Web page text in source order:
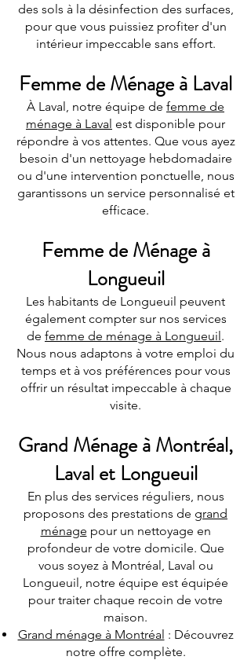
des sols à la désinfection des surfaces,
pour que vous puissiez profiter d'un
intérieur impeccable sans effort.
Femme de Ménage à Laval
À Laval, notre équipe de femme de
ménage à Laval est disponible pour
répondre à vos attentes. Que vous ayez
besoin d'un nettoyage hebdomadaire
ou d'une intervention ponctuelle, nous
garantissons un service personnalisé et
efficace.
Femme de Ménage à
Longueuil
Les habitants de Longueuil peuvent
également compter sur nos services
de femme de ménage à Longueuil.
Nous nous adaptons à votre emploi du
temps et à vos préférences pour vous
offrir un résultat impeccable à chaque
visite.
Grand Ménage à Montréal,
Laval et Longueuil
En plus des services réguliers, nous
proposons des prestations de grand
ménage pour un nettoyage en
profondeur de votre domicile. Que
vous soyez à Montréal, Laval ou
Longueuil, notre équipe est équipée
pour traiter chaque recoin de votre
maison.
Grand ménage à Montréal : Découvrez
notre offre complète.